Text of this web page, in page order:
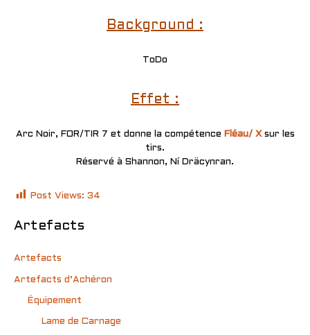
Background :
ToDo
Effet :
Arc Noir, FOR/TIR 7 et donne la compétence Fléau/ Xsur les
tirs.
Réservé à Shannon, Ní Dräcynran.
Post Views: 34
Artefacts
Artefacts
Artefacts d’Achéron
Équipement
Lame de Carnage